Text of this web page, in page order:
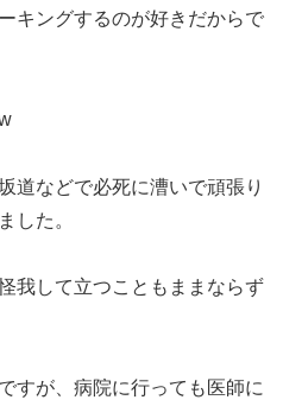
キングするのが好きだからで
道などで必死に漕いで頑張り
した。
我して立つこともままならず
すが、病院に行っても医師に